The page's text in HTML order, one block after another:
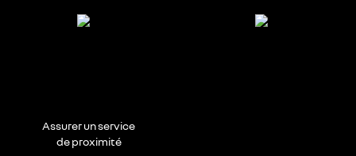
Assurer un service
de proximité